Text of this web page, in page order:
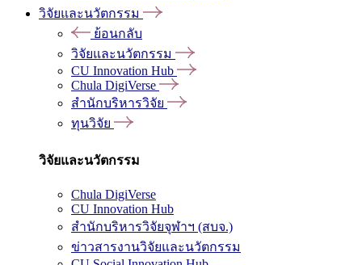
วิจัยและนวัตกรรม
ย้อนกลับ
วิจัยและนวัตกรรม
CU Innovation Hub
Chula DigiVerse
สำนักบริหารวิจัย
ทุนวิจัย
วิจัยและนวัตกรรม
Chula DigiVerse
CU Innovation Hub
สำนักบริหารวิจัยจุฬาฯ (สบจ.)
ข่าวสารงานวิจัยและนวัตกรรม